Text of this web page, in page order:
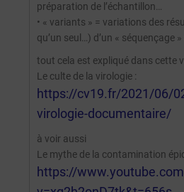
préparation de l’échantillon…
• « variants » = variations des
qu’un seul…) d’un « séquençage »
tout cela est expliqué dans cette
Le culte de la virologie :
https://cv19.fr/2021/06/
virologie-documentaire/
à voir aussi
Le mythe de la contamination
https://